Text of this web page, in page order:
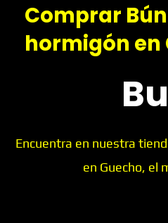
Comprar
hormigón en
Encuentra en nuestra
en Guecho, el